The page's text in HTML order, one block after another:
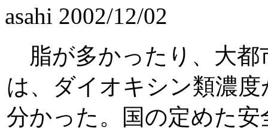
asahi 2002/12/02
脂が多かったり、大都
は、ダイオキシン類濃
分かった。国の定めた